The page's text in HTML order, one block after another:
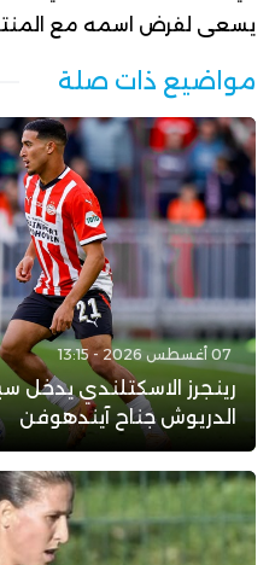
يسعى لفرض اسمه مع
مواضيع ذات صلة
07 أغسطس 2026 - 13:15
رينجرز الاسكتلندي
الدريوش جناح آيندهوفن